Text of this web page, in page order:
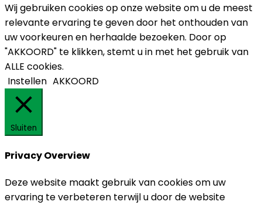
Wij gebruiken cookies op onze website om u de meest
relevante ervaring te geven door het onthouden van
uw voorkeuren en herhaalde bezoeken. Door op
"AKKOORD" te klikken, stemt u in met het gebruik van
ALLE cookies.
Instellen AKKOORD
Sluiten
Privacy Overview
Deze website maakt gebruik van cookies om uw
ervaring te verbeteren terwijl u door de website